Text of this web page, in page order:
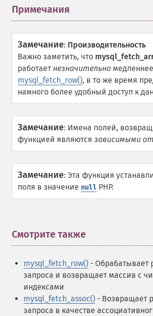
Примечания
Замечание: Производительность
Важно заметить, что
работает незначительно
mysql_fetch_row(), в то же время
намного более удобный доступ к
Замечание: Имена полей,
функцией являются зависимыми
Замечание: Эта функция
поля в значение null PHP.
Смотрите также
mysql_fetch_row() - Обрабатывает
запроса и возвращает массив с
индексами
mysql_fetch_assoc() - Возвращает
запроса в качестве